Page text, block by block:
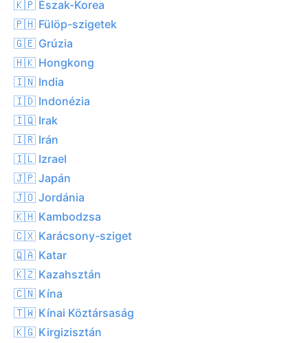
🇰🇵 Észak-Korea
🇵🇭 Fülöp-szigetek
🇬🇪 Grúzia
🇭🇰 Hongkong
🇮🇳 India
🇮🇩 Indonézia
🇮🇶 Irak
🇮🇷 Irán
🇮🇱 Izrael
🇯🇵 Japán
🇯🇴 Jordánia
🇰🇭 Kambodzsa
🇨🇽 Karácsony-sziget
🇶🇦 Katar
🇰🇿 Kazahsztán
🇨🇳 Kína
🇹🇼 Kínai Köztársaság
🇰🇬 Kirgizisztán